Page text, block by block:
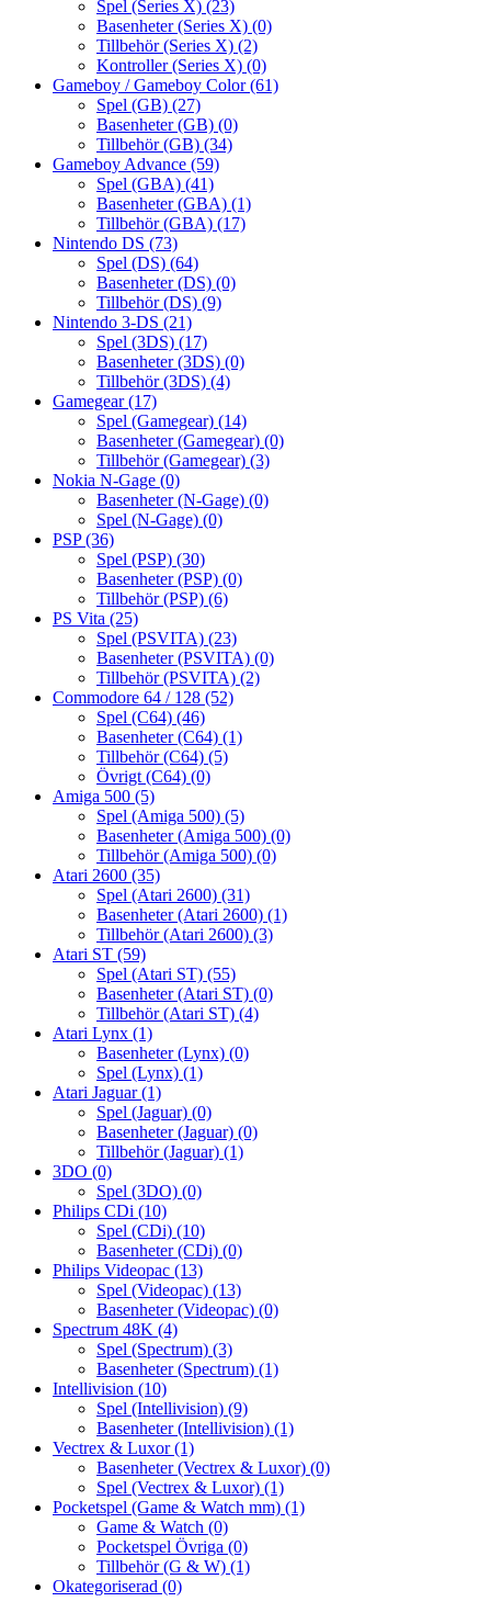
Spel (Series X) (23)
Basenheter (Series X) (0)
Tillbehör (Series X) (2)
Kontroller (Series X) (0)
Gameboy / Gameboy Color(61)
Spel (GB) (27)
Basenheter (GB) (0)
Tillbehör (GB) (34)
Gameboy Advance (59)
Spel (GBA) (41)
Basenheter (GBA) (1)
Tillbehör (GBA) (17)
Nintendo DS (73)
Spel (DS) (64)
Basenheter (DS) (0)
Tillbehör (DS) (9)
Nintendo 3-DS (21)
Spel (3DS) (17)
Basenheter (3DS) (0)
Tillbehör (3DS) (4)
Gamegear(17)
Spel (Gamegear) (14)
Basenheter (Gamegear) (0)
Tillbehör (Gamegear) (3)
Nokia N-Gage (0)
Basenheter (N-Gage) (0)
Spel (N-Gage) (0)
PSP(36)
Spel (PSP) (30)
Basenheter (PSP) (0)
Tillbehör (PSP) (6)
PS Vita (25)
Spel (PSVITA) (23)
Basenheter (PSVITA) (0)
Tillbehör (PSVITA) (2)
Commodore 64 / 128 (52)
Spel (C64) (46)
Basenheter (C64) (1)
Tillbehör (C64) (5)
Övrigt (C64) (0)
Amiga 500 (5)
Spel (Amiga 500) (5)
Basenheter (Amiga 500) (0)
Tillbehör (Amiga 500) (0)
Atari 2600 (35)
Spel (Atari 2600) (31)
Basenheter (Atari 2600) (1)
Tillbehör (Atari 2600) (3)
Atari ST (59)
Spel (Atari ST) (55)
Basenheter (Atari ST) (0)
Tillbehör (Atari ST) (4)
Atari Lynx (1)
Basenheter (Lynx) (0)
Spel (Lynx) (1)
Atari Jaguar(1)
Spel (Jaguar) (0)
Basenheter (Jaguar) (0)
Tillbehör (Jaguar) (1)
3DO (0)
Spel (3DO) (0)
Philips CDi (10)
Spel (CDi) (10)
Basenheter (CDi) (0)
Philips Videopac (13)
Spel (Videopac) (13)
Basenheter (Videopac) (0)
Spectrum 48K (4)
Spel (Spectrum) (3)
Basenheter (Spectrum) (1)
Intellivision (10)
Spel (Intellivision) (9)
Basenheter (Intellivision) (1)
Vectrex & Luxor(1)
Basenheter (Vectrex & Luxor) (0)
Spel (Vectrex & Luxor) (1)
Pocketspel (Game & Watch mm) (1)
Game & Watch (0)
Pocketspel Övriga (0)
Tillbehör (G & W) (1)
Okategoriserad (0)